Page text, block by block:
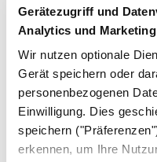
Gerätezugriff und
Analytics und Marketing
Wir nutzen optionale
Gerät speichern oder
personenbezogenen
Einwilligung. Dies
speichern
erkennen, um Ihre